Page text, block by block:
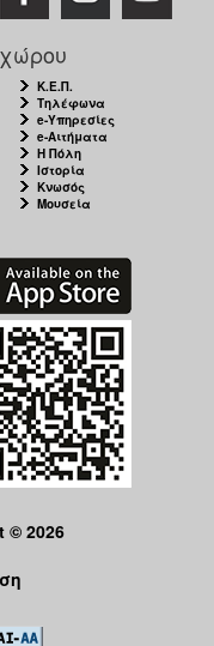
Κ.Ε.Π.
Τηλέφωνα
e-Υπηρεσίες
e-Αιτήματα
Η Πόλη
Ιστορία
Κνωσός
Μουσεία
© 2026